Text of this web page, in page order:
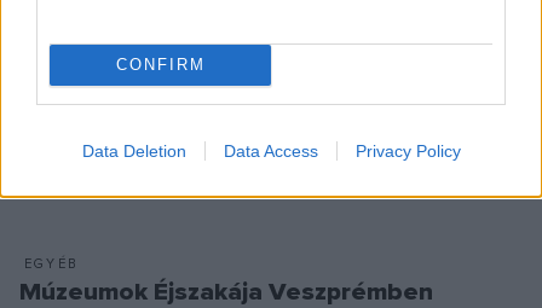
CONFIRM
Data Deletion Data Access Privacy Policy
festőjének képeiből. A Várgalériában a Távol a frázisoktól
című tárlat Egry József fiatalkori műveit, útkeresésének
állomásait mutatja be, míg a frissen felújított Laczkó Dezső
Múzeumban Egry 140 címmel válogatást láthatunk
EGYÉB
Múzeumok Éjszakája Veszprémben